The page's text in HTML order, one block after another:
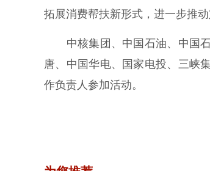
拓展消费帮扶新形式，进一步推
中核集团、中国石油、中国石
唐、中国华电、国家电投、三峡
作负责人参加活动。